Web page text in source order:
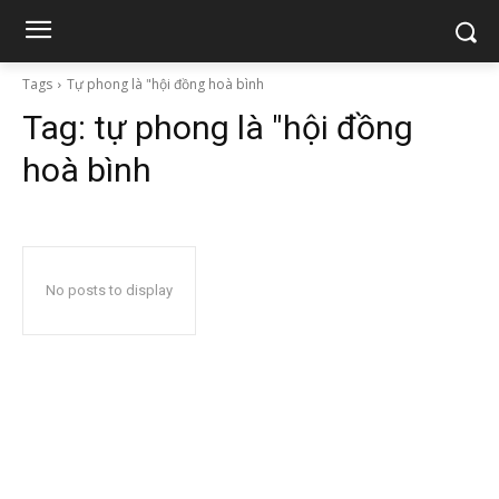
Tags Tự phong là "hội đồng hoà bình
Tag: tự phong là "hội đồng
hoà bình
No posts to display